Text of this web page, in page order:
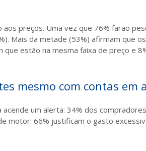
preços. Uma vez que 76% farão
Mais da metade (53%) afirmam que
estão na mesma faixa de preço e
mesmo com contas em
um alerta: 34% dos
motor: 66% justificam o gasto